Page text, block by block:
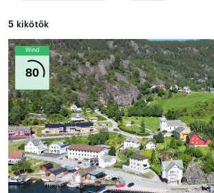
5 kikötők
Wind
80